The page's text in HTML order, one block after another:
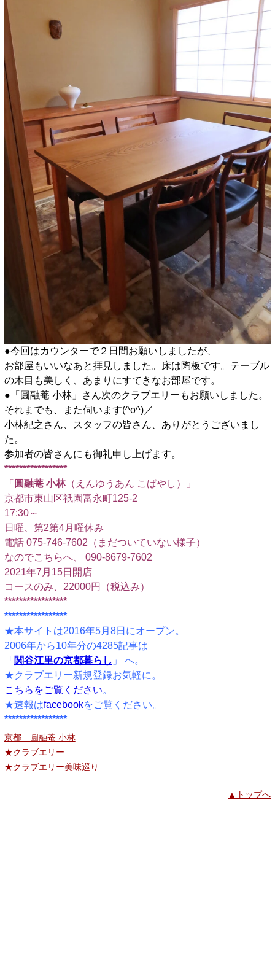
●今回はカウンターで２日間お願いしましたが、
お部屋もいいなあと拝見しました。床は陶板です。テーブル
の木目も美しく、あまりにすてきなお部屋です。
●「圓融菴 小林」さん次のクラブエリーもお願いしました。
それまでも、また伺います(^o^)／
小林紀之さん、スタッフの皆さん、ありがとうございまし
た。
参加者の皆さんにも御礼申し上げます。
*****************
「 圓融菴 小林（えんゆうあん こばやし）」
京都市東山区祇園富永町125-2
17:30～
日曜、第2第4月曜休み
電話 075-746-7602（まだついていない様子）
なのでこちらへ、 090-8679-7602
2021年7月15日開店
コースのみ、22000円（税込み）
*****************
*****************
★本サイトは2016年5月8日にオープン。
2006年から10年分の4285記事は
「 関谷江里の京都暮らし 」 へ。
★クラブエリー新規登録お気軽に。
こちらをご覧ください。
★速報はfacebookをご覧ください。
*****************
京都 圓融菴 小林
★クラブエリー
★クラブエリー美味巡り
▲トップへ